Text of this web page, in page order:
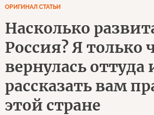
ОРИГИНАЛ СТАТЬИ
Насколько
Россия? Я только
вернулась оттуда
рассказать вам
этой стране